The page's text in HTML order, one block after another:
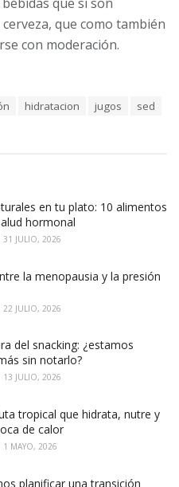
que como también
con moderación.
hidratacion jugos
sed
en tu plato: 10 alimentos
hormonal
31 JULIO, 2026
la menopausia y la presión
22 JULIO, 2026
del snacking: ¿estamos
sin notarlo?
13 JULIO, 2026
tropical que hidrata, nutre y
de calor
1 MAYO, 2026
planificar una transición